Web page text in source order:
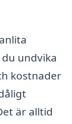
undvika
kostnader
är alltid